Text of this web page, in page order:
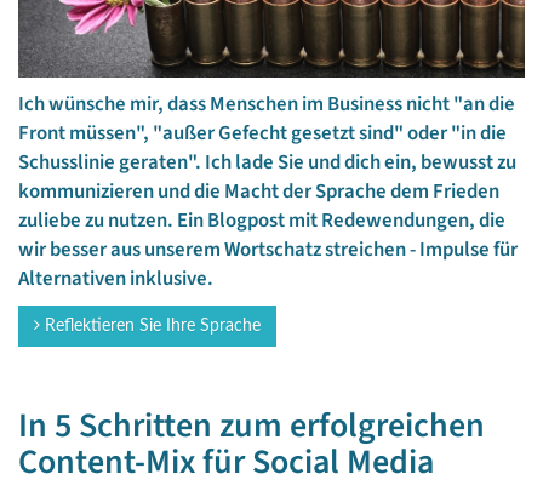
Ich wünsche mir, dass Menschen im Business nicht "an die
Front müssen", "außer Gefecht gesetzt sind" oder "in die
Schusslinie geraten". Ich lade Sie und dich ein, bewusst zu
kommunizieren und die Macht der Sprache dem Frieden
zuliebe zu nutzen. Ein Blogpost mit Redewendungen, die
wir besser aus unserem Wortschatz streichen - Impulse für
Alternativen inklusive.
Reflektieren Sie Ihre Sprache
In 5 Schritten zum erfolgreichen
Content-Mix für Social Media